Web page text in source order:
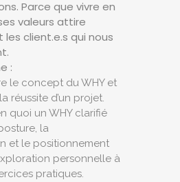
Parce que vivre en
valeurs attire
client.e.s qui nous
:
le concept du WHY et
réussite d’un projet.
quoi un WHY clarifié
la
et le positionnement
personnelle à
pratiques.